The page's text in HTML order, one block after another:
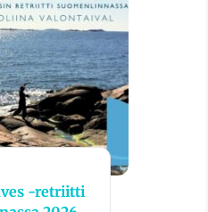
-retriitti